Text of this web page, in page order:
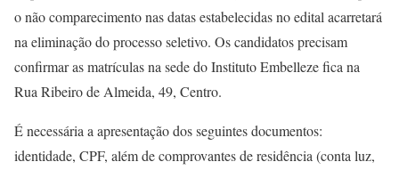
o não comparecimento nas datas estabelecidas no edital acarretará
na eliminação do processo seletivo. Os candidatos precisam
confirmar as matrículas na sede do Instituto Embelleze fica na
Rua Ribeiro de Almeida, 49, Centro.
É necessária a apresentação dos seguintes documentos:
identidade, CPF, além de comprovantes de residência (conta luz,